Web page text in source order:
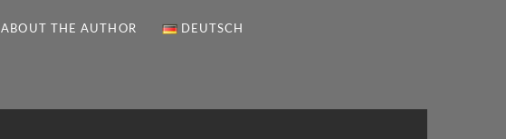
ABOUT THE AUTHOR DEUTSCH